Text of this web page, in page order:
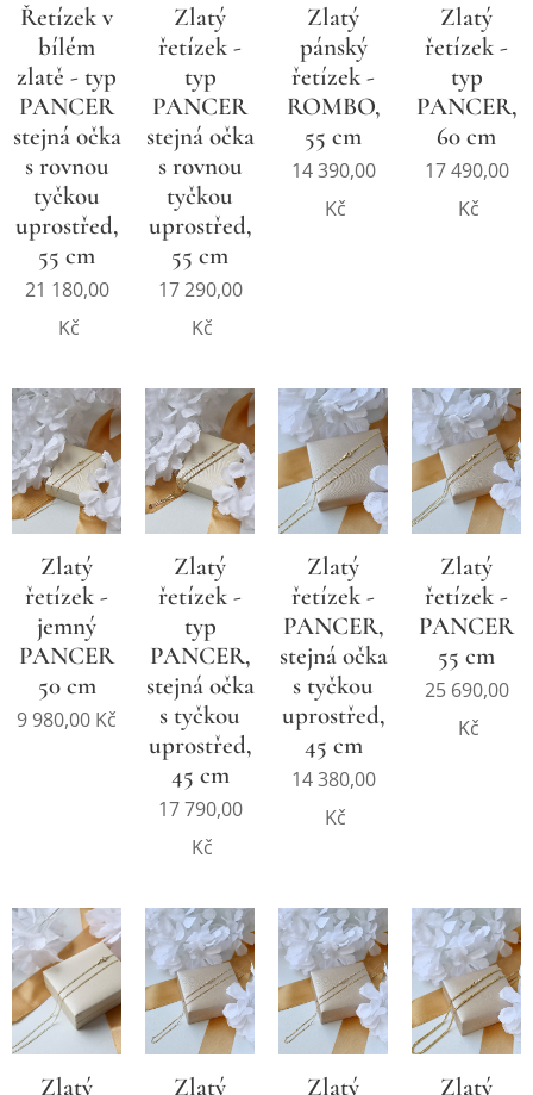
Řetízek v
bílém
zlatě - typ
PANCER
stejná očka
s rovnou
tyčkou
uprostřed,
55 cm
21 180,00
Kč
Zlatý
řetízek -
typ
PANCER
stejná očka
s rovnou
tyčkou
uprostřed,
55 cm
17 290,00
Kč
Zlatý
pánský
řetízek -
ROMBO,
55 cm
14 390,00
Kč
Zlatý
řetízek -
typ
PANCER,
60 cm
17 490,00
Kč
Zlatý
řetízek -
jemný
PANCER
50 cm
9 980,00 Kč
Zlatý
řetízek -
typ
PANCER,
stejná očka
s tyčkou
uprostřed,
45 cm
17 790,00
Kč
Zlatý
řetízek -
PANCER,
stejná očka
s tyčkou
uprostřed,
45 cm
14 380,00
Kč
Zlatý
řetízek -
PANCER
55 cm
25 690,00
Kč
Zlatý Zlatý Zlatý Zlatý